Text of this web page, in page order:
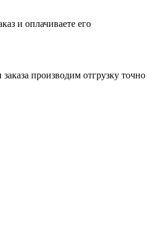
и оплачиваете его
производим отгрузку точно